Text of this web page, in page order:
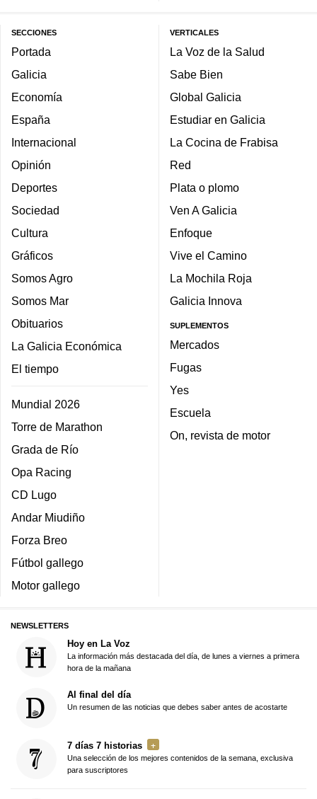
SECCIONES
Portada
Galicia
Economía
España
Internacional
Opinión
Deportes
Sociedad
Cultura
Gráficos
Somos Agro
Somos Mar
Obituarios
La Galicia Económica
El tiempo
Mundial 2026
Torre de Marathon
Grada de Río
Opa Racing
CD Lugo
Andar Miudiño
Forza Breo
Fútbol gallego
Motor gallego
VERTICALES
La Voz de la Salud
Sabe Bien
Global Galicia
Estudiar en Galicia
La Cocina de Frabisa
Red
Plata o plomo
Ven A Galicia
Enfoque
Vive el Camino
La Mochila Roja
Galicia Innova
SUPLEMENTOS
Mercados
Fugas
Yes
Escuela
On, revista de motor
NEWSLETTERS
Hoy en La Voz
La información más destacada del día, de lunes a viernes a primera
hora de la mañana
Al final del día
Un resumen de las noticias que debes saber antes de acostarte
7 días 7 historias
Una selección de los mejores contenidos de la semana, exclusiva
para suscriptores